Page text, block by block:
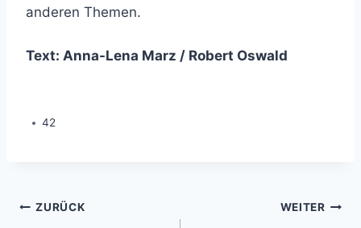
anderen Themen.
Text: Anna-Lena Marz / Robert Oswald
42
Beitragsnavigation
ZURÜCK WEITER